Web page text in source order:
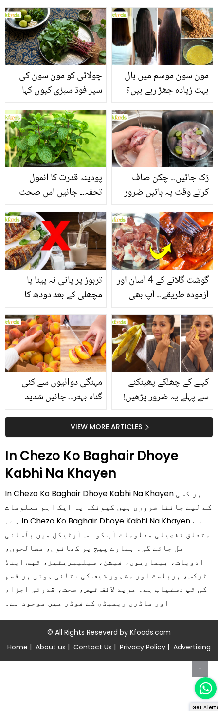
چولائی کو مون سون کی
سپر فوڈ سبزی کیوں کہا
منرلز اور اینٹی آکسیڈنٹس
سے بھرپور اس سبزی کے
فائدے
مون سون موسم میں بال
بہت زیادہ جھڑ رہے ہیں؟
بنانے کے چند قدرتی طریقے
پودینہ قدرت کا انمول
تحفہ۔۔ جانیں اس صحت
انگیز طبی فوائد
رُک جائیں۔۔ چکن صاف
کرتے وقت یہ باتیں ضرور
تربوز پر پانی نہ پینا یا
مچھلی کے بعد دودھ کا
سے متعلق غلط فہمیوں کی
حقیقت کیا ہے اور افواہ
کیا؟
گوشت گلانے کے 4 آسان اور
آزمودہ طریقے۔۔ آپ بھی
بتائے راز
مہنگی دوائیوں سے کئی
گناہ بہتر۔۔ جانیں شدید
کیوں کھانا چاہیے؟
کیلے کے چھلکے پھینکنے
سے پہلے یہ ضرور پڑھیں!
سستا اور قدرتی حلVIEW MORE ARTICLES
In Chezo Ko Baghair Dhoye
Kabhi Na Khayen
In Chezo Ko Baghair Dhoye Kabhi Na Khayen ہر کسی
کے لیے جاننا ضروری ہیں کیونکہ یہ ایک اہم معلومات
ہے۔ In Chezo Ko Baghair Dhoye Kabhi Na Khayen سے
متعلق تفصیلی معلومات آپ کو اس آرٹیکل میں بآسانی
مل جائے گی۔ ہمارے پیج پر کھانوں، مصالحوں،
ادویات، بیماریوں، فیشن، سیلیبریٹیز، ٹپس اینڈ
ٹرکس، ہربلسٹ اور مشہور شیف کی بتائی ہوئی ہر قسم
کی ٹپ دستیاب ہے۔ مزید لائف ٹپس، صحت، قدرتی اجزاء
اور ماڈرن ریمیڈی کے فوڈز میں موجود ہے۔
© All Rights Reseverd by Kfoods.com
Home | About us | Contact Us | Privacy Policy | Advertising
↑
Get